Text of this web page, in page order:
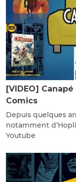
[VIDEO]
Comics
Depuis quelques
notamment
Youtube